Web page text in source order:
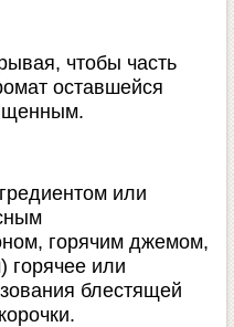
чтобы часть
оставшейся
или
горячим джемом,
горячее или
блестящей